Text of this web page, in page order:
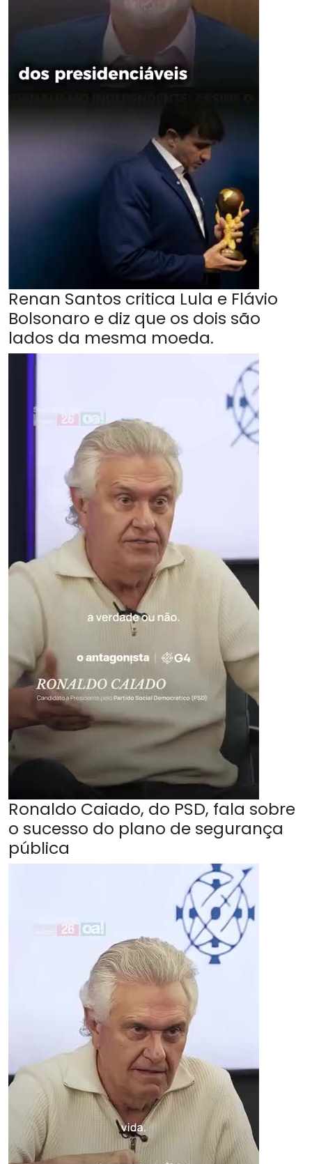
Renan Santos critica Lula e Flávio
Bolsonaro e diz que os dois são
lados da mesma moeda.
Ronaldo Caiado, do PSD, fala sobre
o sucesso do plano de segurança
pública